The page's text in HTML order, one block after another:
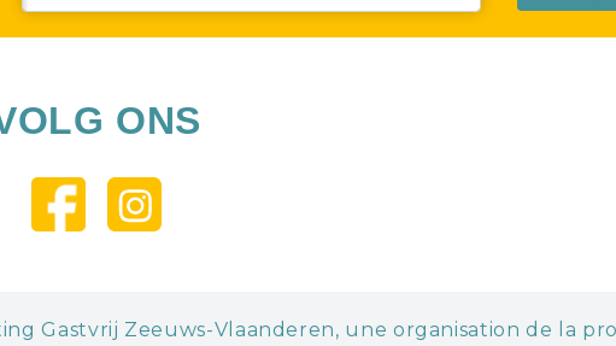
ONS
Gastvrij Zeeuws-Vlaanderen, une organisation de la